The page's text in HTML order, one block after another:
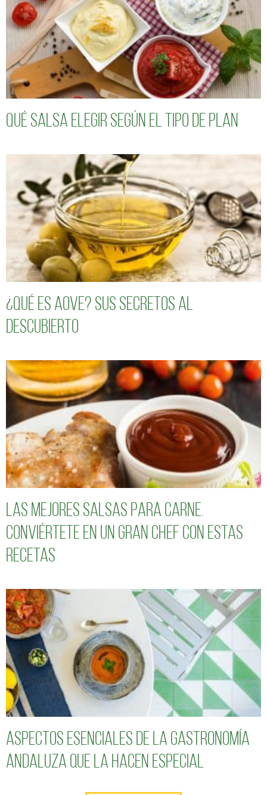
Qué salsa elegir según el tipo de plan
¿Qué es AOVE? Sus secretos al
descubierto
Las mejores salsas para carne.
Conviértete en un gran chef con estas
recetas
Aspectos esenciales de la gastronomía
andaluza que la hacen especial